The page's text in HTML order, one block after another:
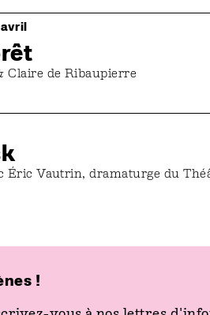
Claire de Ribaupierre
Éric Vautrin, dramaturge du
!